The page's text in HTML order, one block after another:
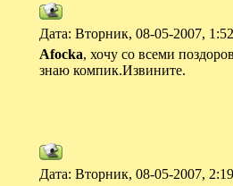
Дата: Вторник, 08-05-2007,
Afocka, хочу со всеми
знаю компик.Извините.
Дата: Вторник, 08-05-2007,